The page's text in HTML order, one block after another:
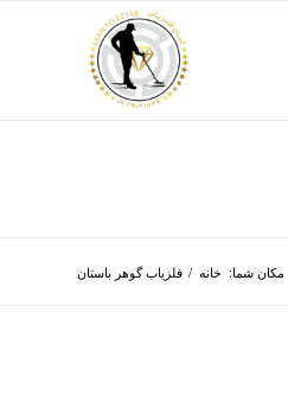
مکان شما: خانه / فلزیاب گوهر باستان